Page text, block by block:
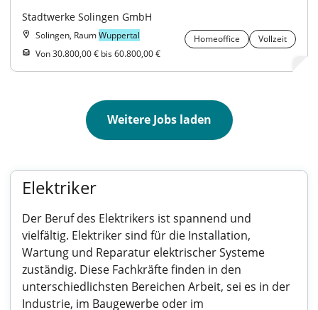
Stadtwerke Solingen GmbH
Solingen, RaumWuppertal Homeoffice
Vollzeit
Von 30.800,00 € bis 60.800,00 €
Weitere Jobs laden
Elektriker
Der Beruf des Elektrikers ist spannend und
vielfältig. Elektriker sind für die Installation,
Wartung und Reparatur elektrischer Systeme
zuständig. Diese Fachkräfte finden in den
unterschiedlichsten Bereichen Arbeit, sei es in der
Industrie, im Baugewerbe oder im